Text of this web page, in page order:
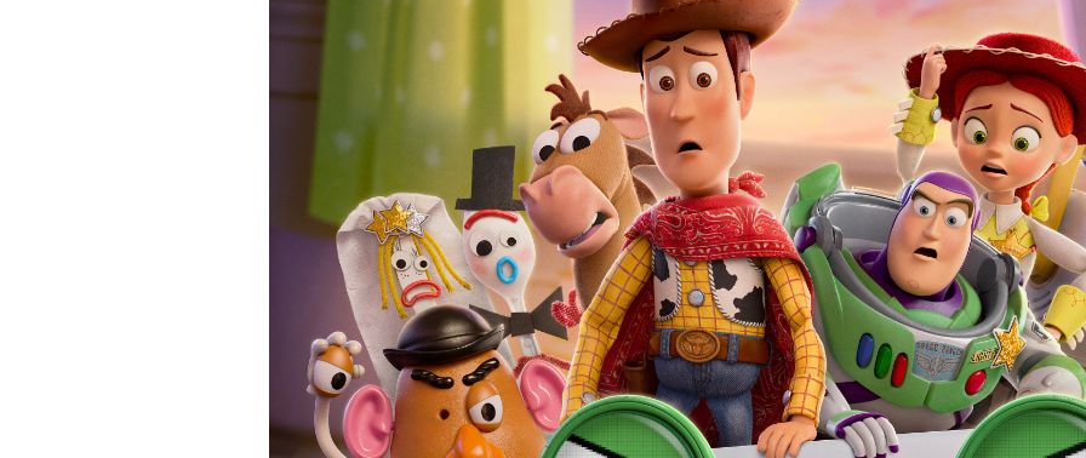
お近くの劇場から選ぶ